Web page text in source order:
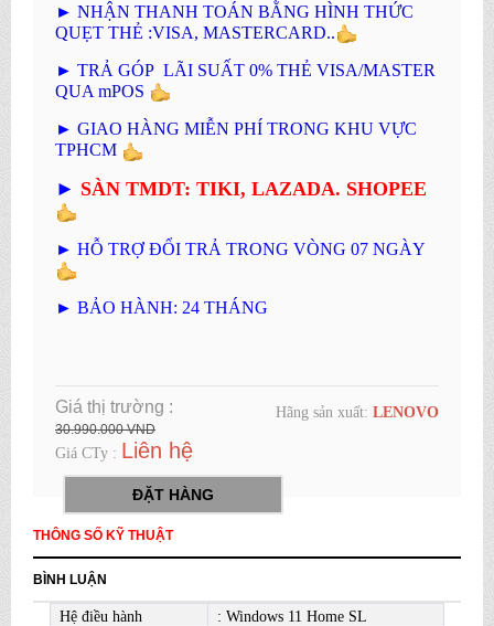
► NHẬN THANH TOÁN BẰNG HÌNH THỨC
QUẸT THẺ :VISA, MASTERCARD..
► TRẢ GÓP LÃI SUẤT 0% THẺ VISA/MASTER
QUA mPOS
► GIAO HÀNG MIỄN PHÍ TRONG KHU VỰC
TPHCM
► SÀN TMDT: TIKI, LAZADA. SHOPEE
► HỖ TRỢ ĐỔI TRẢ TRONG VÒNG 07 NGÀY
► BẢO HÀNH: 24 THÁNG
Hãng sản xuất: LENOVO
Giá thị trường :
30.990.000 VND
Giá CTy : Liên hệ
ĐẶT HÀNG
THÔNG SỐ KỸ THUẬT
BÌNH LUẬN
Hệ điều hành
: Windows 11 Home SL